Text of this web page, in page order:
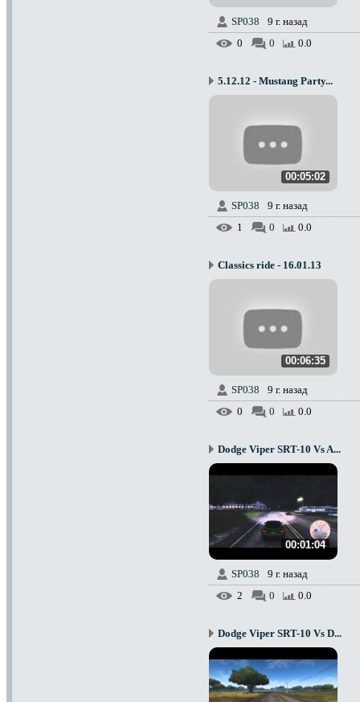
SP038
9 г. назад
0
0 0.0
5.12.12 - Mustang Party...
00:05:02
SP038
9 г. назад
1
0 0.0
Classics ride - 16.01.13
00:06:35
SP038
9 г. назад
0
0 0.0
Dodge Viper SRT-10 Vs A...
00:01:04
SP038
9 г. назад
2
0 0.0
Dodge Viper SRT-10 Vs D...